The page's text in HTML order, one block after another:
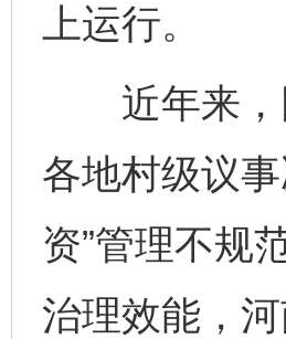
上运行。
近年来，
各地村级议
资”管理不规
治理效能，